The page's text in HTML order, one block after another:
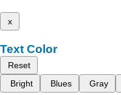
x
Text Color
Reset
Bright
Blues Gray